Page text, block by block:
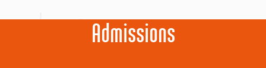
Admissions